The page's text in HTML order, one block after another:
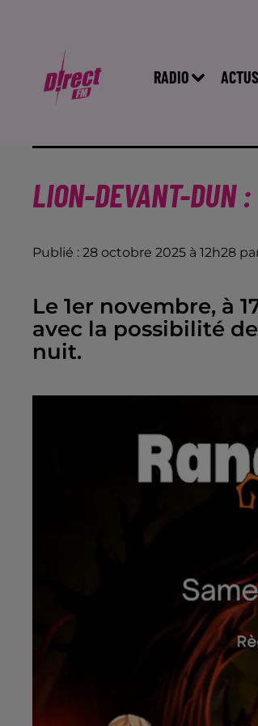
RADIO ACTUS
LION-DEVANT-DUN :
Publié : 28 octobre 2025 à 12h28
Le 1er novembre, à
avec la possibilité
nuit.